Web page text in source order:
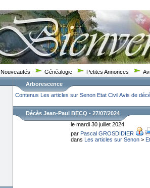
Nouveautés Généalogie Petites Annonces
Arborescence
Contenus Les articles sur Senon Etat CivilAvis de
Décès Jean-Paul BECQ - 27/07/2024
le mardi 30 juillet 2024
par Pascal GROSDIDIER
dans Les articles sur Senon >